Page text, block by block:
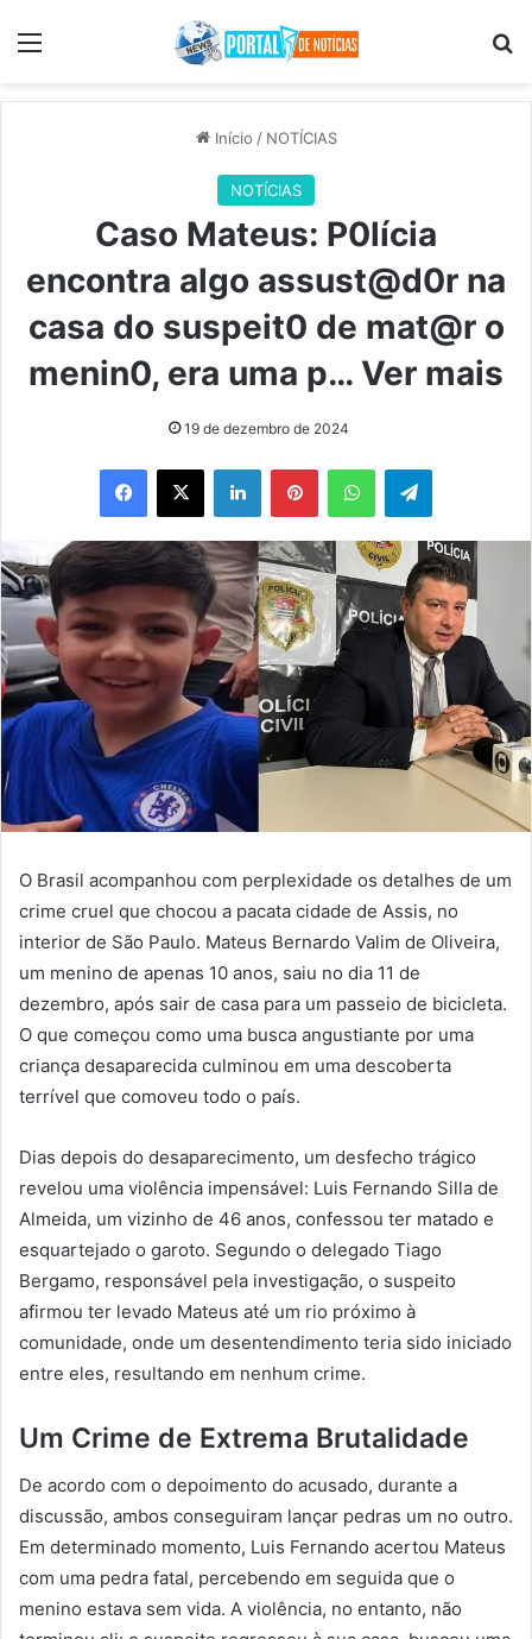
Menu
Início / NOTÍCIAS
NOTÍCIAS
Caso Mateus: P0lícia
encontra algo assust@d0r na
casa do suspeit0 de mat@r o
menin0, era uma p… Ver mais
19 de dezembro de 2024
Facebook
X LinkedinPinterestWhatsAppTelegram
O Brasil acompanhou com perplexidade os detalhes de um
crime cruel que chocou a pacata cidade de Assis, no
interior de São Paulo. Mateus Bernardo Valim de Oliveira,
um menino de apenas 10 anos, saiu no dia 11 de
dezembro, após sair de casa para um passeio de bicicleta.
O que começou como uma busca angustiante por uma
criança desaparecida culminou em uma descoberta
terrível que comoveu todo o país.
Dias depois do desaparecimento, um desfecho trágico
revelou uma violência impensável: Luis Fernando Silla de
Almeida, um vizinho de 46 anos, confessou ter matado e
esquartejado o garoto. Segundo o delegado Tiago
Bergamo, responsável pela investigação, o suspeito
afirmou ter levado Mateus até um rio próximo à
comunidade, onde um desentendimento teria sido iniciado
entre eles, resultando em nenhum crime.
Um Crime de Extrema Brutalidade
De acordo com o depoimento do acusado, durante a
discussão, ambos conseguiram lançar pedras um no outro.
Em determinado momento, Luis Fernando acertou Mateus
com uma pedra fatal, percebendo em seguida que o
menino estava sem vida. A violência, no entanto, não